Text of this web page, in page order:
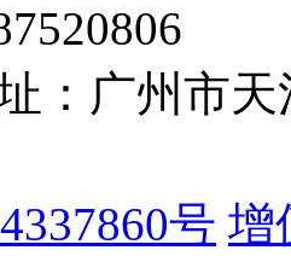
：广州市
号 增